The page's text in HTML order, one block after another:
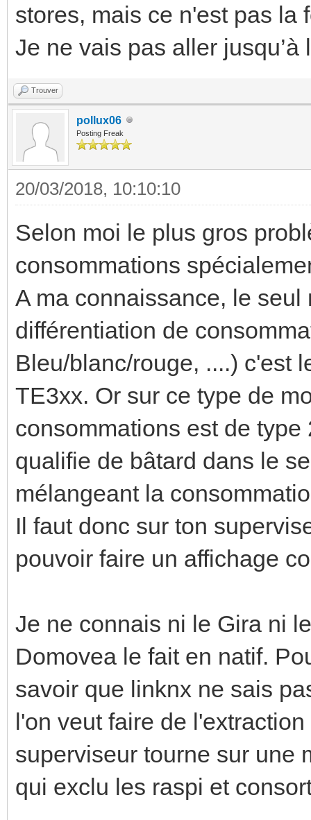
stores, mais ce n'est pas la
Je ne vais pas aller
Trouver
pollux06
Posting Freak
20/03/2018, 10:10:10
Selon moi le plus gros
consommations
A ma connaissance, le
différentiation de
Bleu/blanc/rouge, ....) c'est
TE3xx. Or sur ce type de
consommations est de
qualifie de bâtard dans le
mélangeant la
Il faut donc sur ton
pouvoir faire un affichage
Je ne connais ni le Gira ni
Domovea le fait en natif.
savoir que linknx ne sais
l'on veut faire de
superviseur tourne sur une
qui exclu les raspi et